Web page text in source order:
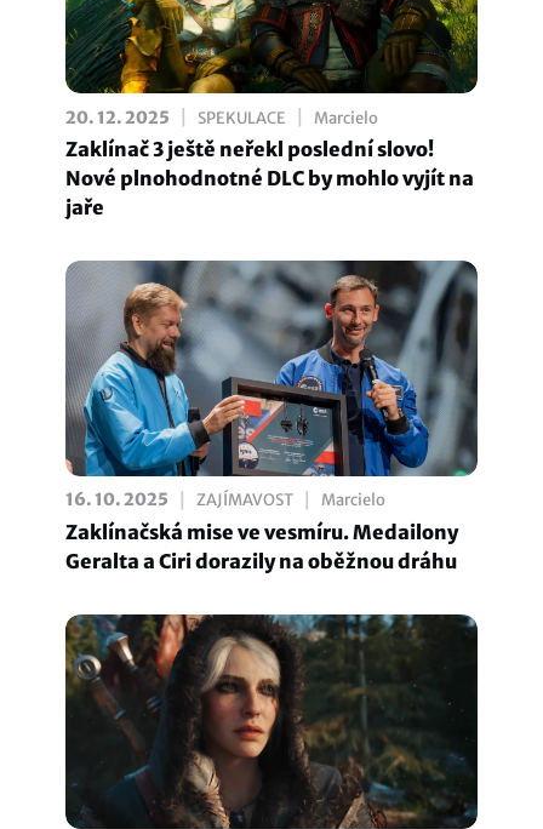
20. 12. 2025 SPEKULACE Marcielo
Zaklínač 3 ještě neřekl poslední slovo!
Nové plnohodnotné DLC by mohlo vyjít na
jaře
16. 10. 2025 ZAJÍMAVOST Marcielo
Zaklínačská mise ve vesmíru. Medailony
Geralta a Ciri dorazily na oběžnou dráhu